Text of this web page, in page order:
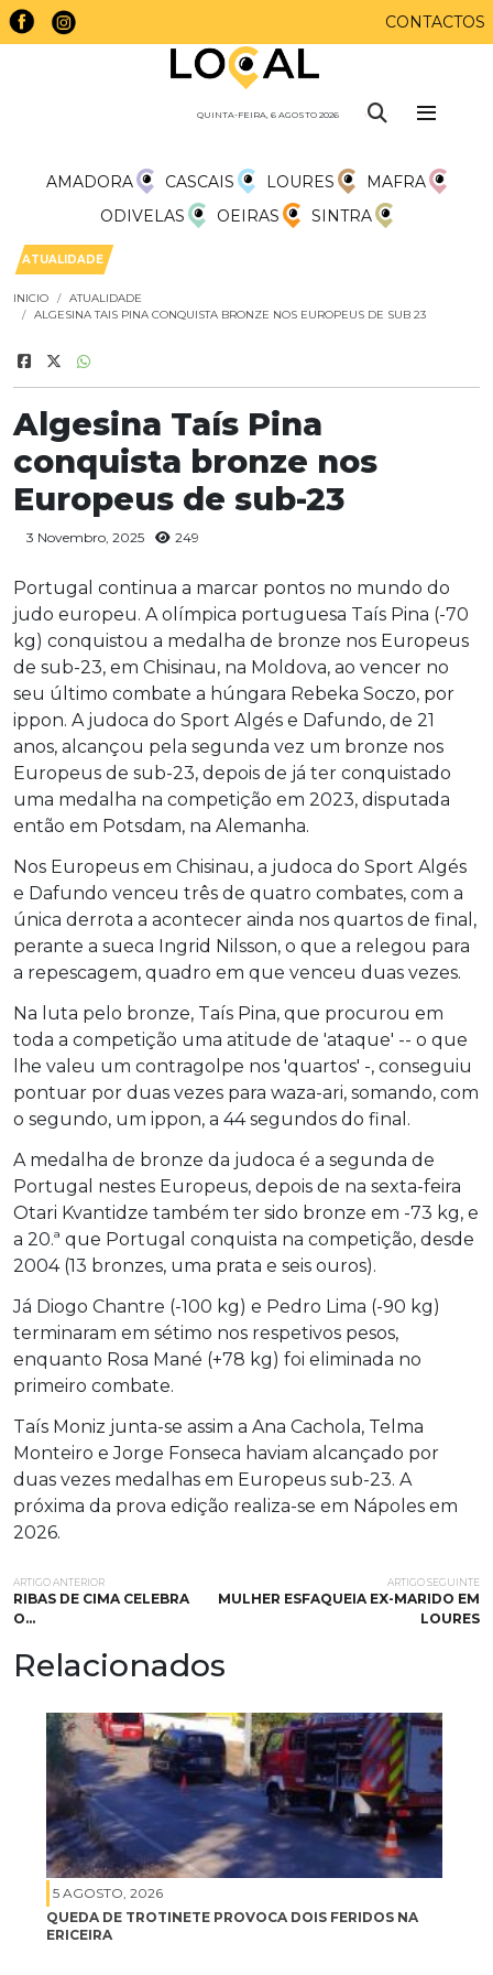
CONTACTOS
QUINTA-FEIRA, 6 AGOSTO 2026
AMADORA CASCAIS LOURES
MAFRA
ODIVELAS
OEIRAS SINTRA
ATUALIDADE
INICIO
ATUALIDADE
ALGESINA TAIS PINA CONQUISTA BRONZE NOS EUROPEUS DE SUB 23
Algesina Taís Pina
conquista bronze nos
Europeus de sub-23
3 Novembro, 2025 249
Portugal continua a marcar pontos no mundo do
judo europeu. A olímpica portuguesa Taís Pina (-70
kg) conquistou a medalha de bronze nos Europeus
de sub-23, em Chisinau, na Moldova, ao vencer no
seu último combate a húngara Rebeka Soczo, por
ippon. A judoca do Sport Algés e Dafundo, de 21
anos, alcançou pela segunda vez um bronze nos
Europeus de sub-23, depois de já ter conquistado
uma medalha na competição em 2023, disputada
então em Potsdam, na Alemanha.
Nos Europeus em Chisinau, a judoca do Sport Algés
e Dafundo venceu três de quatro combates, com a
única derrota a acontecer ainda nos quartos de final,
perante a sueca Ingrid Nilsson, o que a relegou para
a repescagem, quadro em que venceu duas vezes.
Na luta pelo bronze, Taís Pina, que procurou em
toda a competição uma atitude de 'ataque' -- o que
lhe valeu um contragolpe nos 'quartos' -, conseguiu
pontuar por duas vezes para waza-ari, somando, com
o segundo, um ippon, a 44 segundos do final.
A medalha de bronze da judoca é a segunda de
Portugal nestes Europeus, depois de na sexta-feira
Otari Kvantidze também ter sido bronze em -73 kg, e
a 20.ª que Portugal conquista na competição, desde
2004 (13 bronzes, uma prata e seis ouros).
Já Diogo Chantre (-100 kg) e Pedro Lima (-90 kg)
terminaram em sétimo nos respetivos pesos,
enquanto Rosa Mané (+78 kg) foi eliminada no
primeiro combate.
Taís Moniz junta-se assim a Ana Cachola, Telma
Monteiro e Jorge Fonseca haviam alcançado por
duas vezes medalhas em Europeus sub-23. A
próxima da prova edição realiza-se em Nápoles em
2026.
ARTIGO ANTERIOR
RIBAS DE CIMA CELEBRA
O…
ARTIGO SEGUINTE
MULHER ESFAQUEIA EX-MARIDO EM
LOURES
Relacionados
5 AGOSTO, 2026
QUEDA DE TROTINETE PROVOCA DOIS FERIDOS NA
ERICEIRA